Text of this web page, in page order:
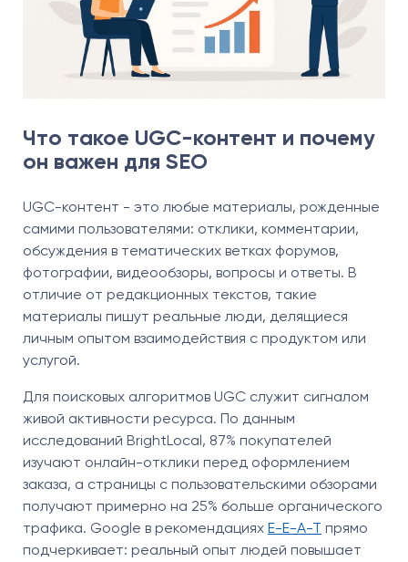
Что такое UGC-контент и почему
он важен для SEO
UGC-контент - это любые материалы, рожденные
самими пользователями: отклики, комментарии,
обсуждения в тематических ветках форумов,
фотографии, видеообзоры, вопросы и ответы. В
отличие от редакционных текстов, такие
материалы пишут реальные люди, делящиеся
личным опытом взаимодействия с продуктом или
услугой.
Для поисковых алгоритмов UGC служит сигналом
живой активности ресурса. По данным
исследований BrightLocal, 87% покупателей
изучают онлайн-отклики перед оформлением
заказа, а страницы с пользовательскими обзорами
получают примерно на 25% больше органического
трафика. Google в рекомендациях E-E-A-T прямо
подчеркивает: реальный опыт людей повышает